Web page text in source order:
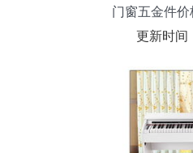
门窗五金件
更新时间